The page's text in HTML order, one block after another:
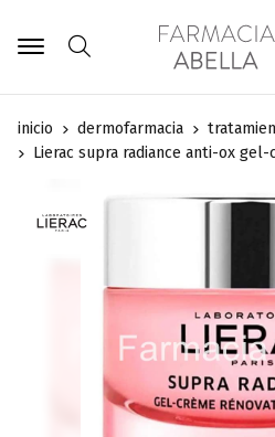
Buscar
inicio dermofarmacia
Lierac supra radiance anti-ox